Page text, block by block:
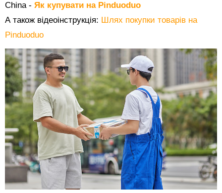
China - Як купувати на Pinduoduo
А також відеоінструкція: Шлях покупки товарів на
Pinduoduo